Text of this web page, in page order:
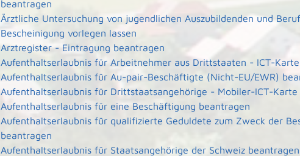
beantragen
Ärztliche Untersuchung von jugendlichen Auszubildenden und
Bescheinigung vorlegen lassen
Arztregister - Eintragung beantragen
Aufenthaltserlaubnis für Arbeitnehmer aus Drittstaaten - ICT-
Aufenthaltserlaubnis für Au-pair-Beschäftigte (Nicht-EU/EWR)
Aufenthaltserlaubnis für Drittstaatsangehörige - Mobiler-ICT-Karte
Aufenthaltserlaubnis für eine Beschäftigung beantragen
Aufenthaltserlaubnis für qualifizierte Geduldete zum Zweck der
beantragen
Aufenthaltserlaubnis für Staatsangehörige der Schweiz beantragen